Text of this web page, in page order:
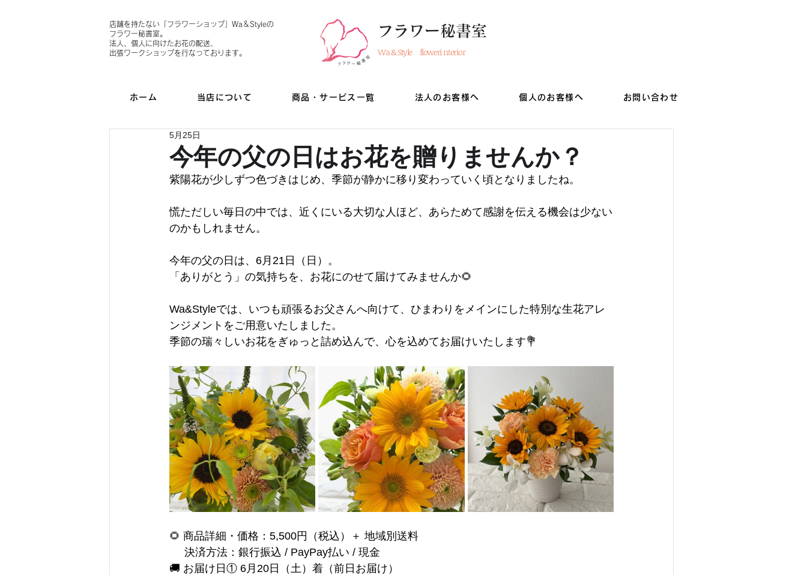
店舗を持たない「フラワーショップ」Wa＆Styleの
フラワー秘書室。
法人、個人に向けたお花の配送、
出張ワークショップを行なっております。
フラワー秘書室
Wa & Style floweri nterior
ホーム 当店について 商品・サービス一覧 法人のお客様へ 個人のお客様へ お問い合わせ
今年の父の日はお花を贈りませんか？
5月25日
紫陽花が少しずつ色づきはじめ、季節が静かに移り変わっていく頃となりましたね。
慌ただしい毎日の中では、近くにいる大切な人ほど、あらためて感謝を伝える機会は少ない
のかもしれません。
今年の父の日は、6月21日（日）。
「ありがとう」の気持ちを、お花にのせて届けてみませんか🌻
Wa&Styleでは、いつも頑張るお父さんへ向けて、ひまわりをメインにした特別な生花アレ
ンジメントをご用意いたしました。
季節の瑞々しいお花をぎゅっと詰め込んで、心を込めてお届けいたします💐
🌻 商品詳細・価格：5,500円（税込）＋ 地域別送料
     決済方法：銀行振込 / PayPay払い / 現金
🚚 お届け日① 6月20日（土）着（前日お届け）